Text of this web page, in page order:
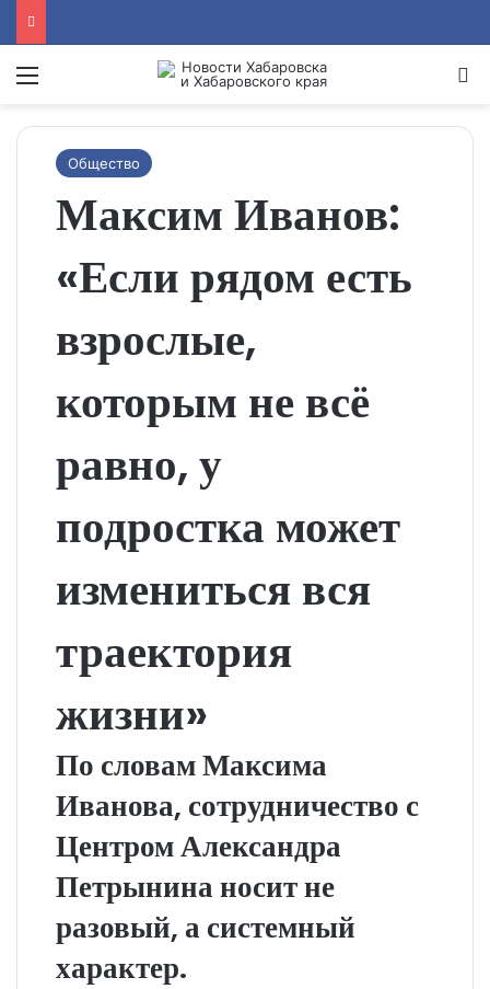
Menu
Общество
Максим Иванов:
«Если рядом есть
взрослые,
которым не всё
равно, у
подростка может
измениться вся
траектория
жизни»
По словам Максима
Иванова, сотрудничество с
Центром Александра
Петрынина носит не
разовый, а системный
характер.